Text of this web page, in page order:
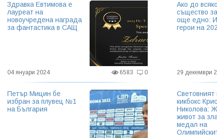
Здравка Евтимова е
лауреат на
новоучредена награда
за фантастика в САЩ
0
6583
04 януари 2024
Ако до
същество
още едно:
герои на
29 декември
Петър Мицин бе
избран за плувец №1
на България
кикбокс
Николова:
живот за
медал на